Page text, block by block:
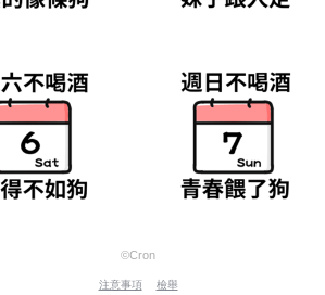
©Cron
注意事項 檢舉